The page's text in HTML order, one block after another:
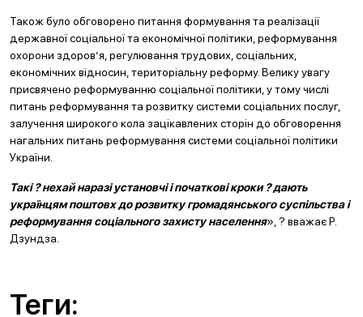
Також було обговорено питання формування та реалізації
державної соціальної та економічної політики, реформування
охорони здоров’я, регулювання трудових, соціальних,
економічних відносин, територіальну реформу. Велику увагу
присвячено реформуванню соціальної політики, у тому числі
питань реформування та розвитку системи соціальних послуг,
залучення широкого кола зацікавлених сторін до обговорення
нагальних питань реформування системи соціальної політики
України.
Такі ? нехай наразі установчі і початкові кроки ? дають
українцям поштовх до розвитку громадянського суспільства і
реформування соціального захисту населення», ? вважає Р.
Дзундза.
Теги: